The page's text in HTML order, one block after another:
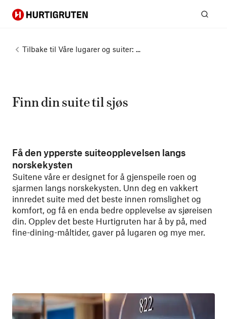
Hurtigruten
Tilbake til Våre lugarer og suiter: ...
Finn din suite til sjøs
Få den ypperste suiteopplevelsen langs
norskekysten
Suitene våre er designet for å gjenspeile roen og
sjarmen langs norskekysten. Unn deg en vakkert
innredet suite med det beste innen romslighet og
komfort, og få en enda bedre opplevelse av sjøreisen
din. Opplev det beste Hurtigruten har å by på, med
fine-dining-måltider, gaver på lugaren og mye mer.